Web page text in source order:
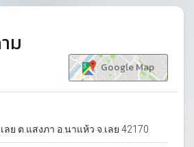
ม
Google Map
ย ต.แสงภา อ.นาแห้ว จ.เลย 42170